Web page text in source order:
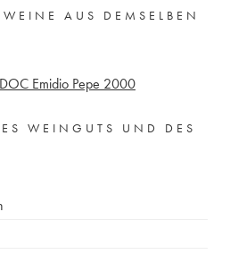
AUS DEMSELBEN
Emidio Pepe 2000
WEINGUTS UND DES